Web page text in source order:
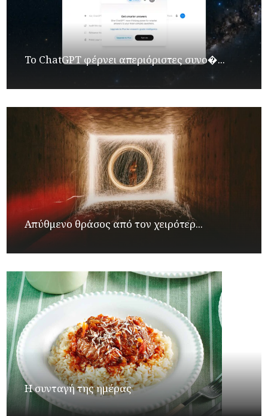
Το ChatGPT φέρνει απεριόριστες συνο�...
Απύθμενο θράσος από τον χειρότερ...
Η συνταγή της ημέρας